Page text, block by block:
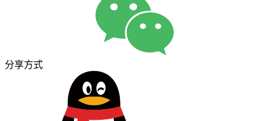
分享方式